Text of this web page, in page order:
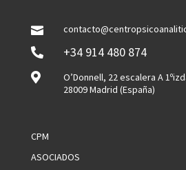


+34 914 480 874

O’Donnell, 22 escalera A
28009 Madrid (España)
CPM
ASOCIADOS